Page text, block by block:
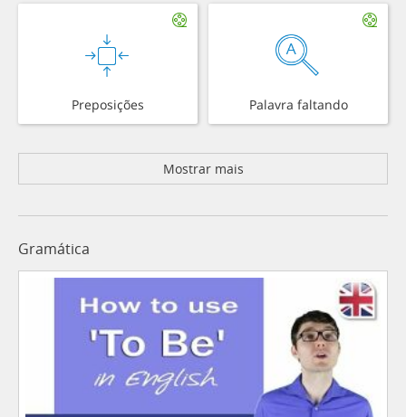
Preposições Palavra faltando
Mostrar mais
Gramática